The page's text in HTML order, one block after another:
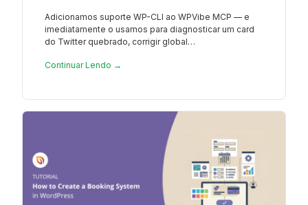
Adicionamos suporte WP-CLI ao WPVibe MCP — e
imediatamente o usamos para diagnosticar um card
do Twitter quebrado, corrigir global…
Continuar Lendo →